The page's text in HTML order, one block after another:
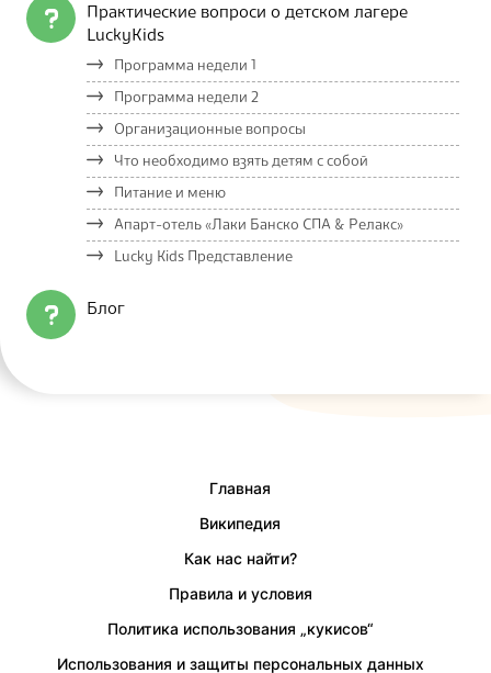
Практические вопроси о детском лагере
LuckyKids
Программа недели 1
Программа недели 2
Организационные вопросы
Что необходимо взять детям с собой
Питание и меню
Апарт-отель «Лаки Банско СПА & Релакс»
Lucky Kids Представление
Блог
Главная
Википедия
Как нас найти?
Правила и условия
Политика использования „кукисов“
Использования и защиты персональных данных